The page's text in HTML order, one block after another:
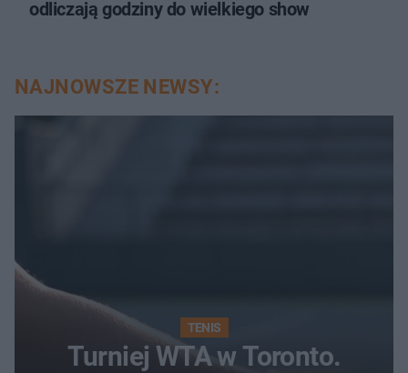
odliczają godziny do wielkiego show
NAJNOWSZE NEWSY:
TENIS
Turniej WTA w Toronto.